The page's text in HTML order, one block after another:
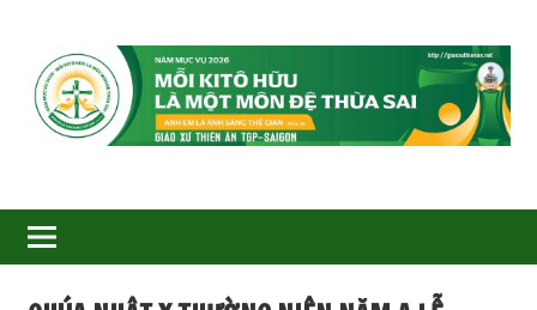
GIÁO
XỨ
THIÊN
ÂN-